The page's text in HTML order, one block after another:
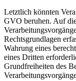
Letztlich könnten
GVO beruhen. Auf
Rechtsgrundlagen
Wahrung eines
eines Dritten
Grundfreiheiten des